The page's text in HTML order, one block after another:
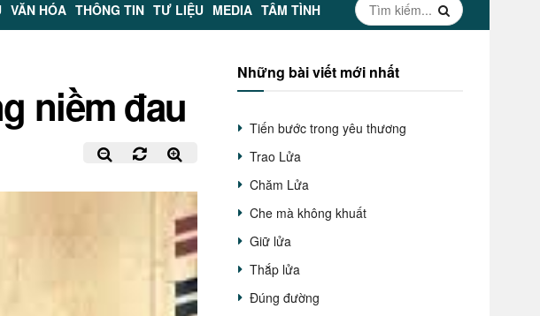
VĂN HÓA THÔNG TIN TƯ LIỆU MEDIA TÂM TÌNH
niềm đau
Những bài viết mới nhất
Tiến bước trong yêu thương
Trao Lửa
Chăm Lửa
Che mà không khuất
Giữ lửa
Thắp lửa
Đúng đường